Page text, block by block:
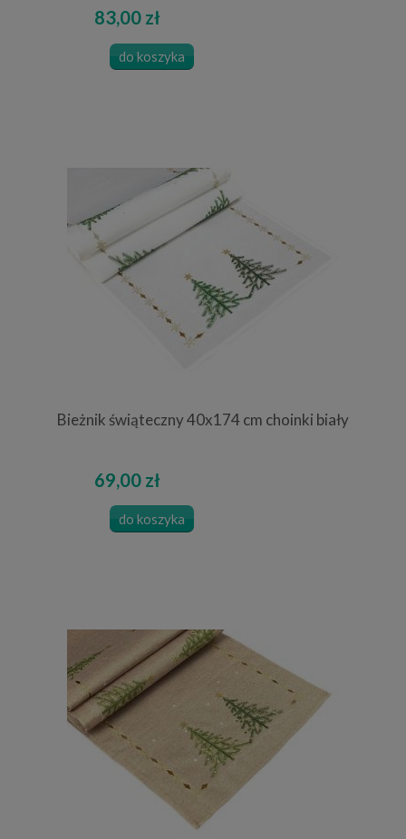
83,00 zł
do koszyka
Bieżnik świąteczny 40x174 cm choinki biały
69,00 zł
do koszyka